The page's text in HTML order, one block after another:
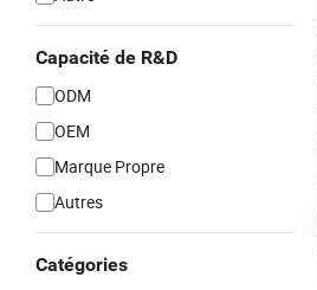
Capacité de R&D
ODM
OEM
Marque Propre
Autres
Catégories